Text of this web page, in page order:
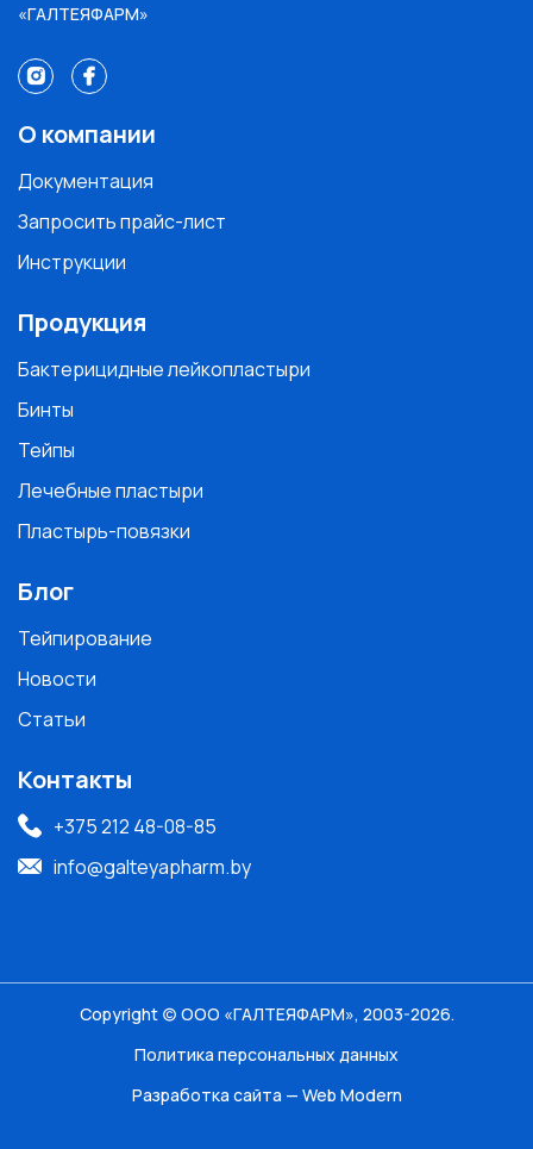
«ГАЛТЕЯФАРМ»
О компании
Документация
Запросить прайс-лист
Инструкции
Продукция
Бактерицидные лейкопластыри
Бинты
Тейпы
Лечебные пластыри
Пластырь-повязки
Блог
Тейпирование
Новости
Статьи
Контакты
+375 212 48-08-85
info@galteyapharm.by
Copyright (c) ООО «ГАЛТЕЯФАРМ», 2003-2026.
Политика персональных данных
Разработка сайта — Web Modern